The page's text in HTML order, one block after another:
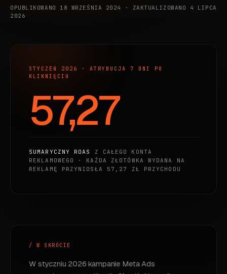
OPUBLIKOWANO 18 WRZEŚNIA 2024 · ZAKTUALIZOWANO 4 LIPCA
2026
STYCZEŃ 2026 · ATRYBUCJA 7 DNI PO
KLIKNIĘCIU
57,27
SUMARYCZNY ROAS
Z CAŁEGO KONTA
REKLAMOWEGO · KAŻDA ZŁOTÓWKA WYDANA NA
REKLAMĘ PRZYNIOSŁA 57,27 ZŁ PRZYCHODU
/ W SKRÓCIE
W styczniu 2026 kampanie Meta Ads